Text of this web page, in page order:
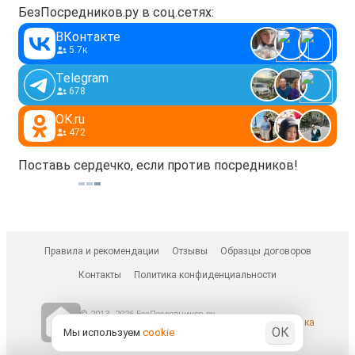
курить.
Дополнительная информация:
Холодильник, Телевизор. Можно с животными.
Косметический ремонт.
БезПосредников.ру в соц.сетях:
ВКонтакте
5.7к
Telegram
678
OK.ru
472
Поставь сердечко, если против посредников!
Правила и рекомендации Отзывы Образцы договоров
Контакты Политика конфиденциальности
© 2013–2026 БезПосредников.ру
БесПосредника.ру / besposrednika.ru
Мы используем cookie ОК